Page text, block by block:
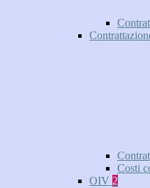
Costi
OIV 2